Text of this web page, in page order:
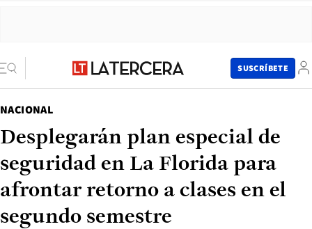
SUSCRÍBETE
NACIONAL
Desplegarán plan especial de
seguridad en La Florida para
afrontar retorno a clases en el
segundo semestre